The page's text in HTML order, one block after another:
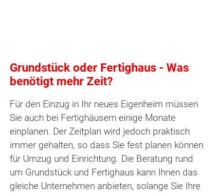
Grundstück oder Fertighaus - Was
benötigt mehr Zeit?
Für den Einzug in Ihr neues Eigenheim müssen
Sie auch bei Fertighäusern einige Monate
einplanen. Der Zeitplan wird jedoch praktisch
immer gehalten, so dass Sie fest planen können
für Umzug und Einrichtung. Die Beratung rund
um Grundstück und Fertighaus kann Ihnen das
gleiche Unternehmen anbieten, solange Sie Ihre